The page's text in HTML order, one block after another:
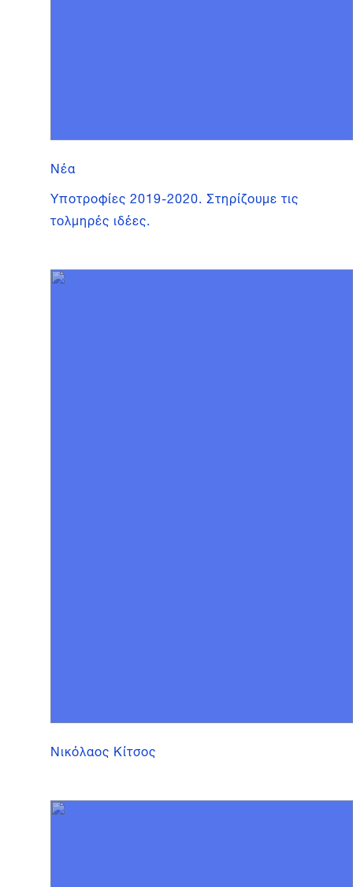
Νέα
Υποτροφίες 2019-2020. Στηρίζουμε τις
τολμηρές ιδέες.
Νικόλαος Κίτσος